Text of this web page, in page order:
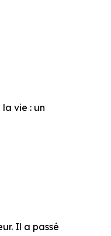
vie : un
Il a passé